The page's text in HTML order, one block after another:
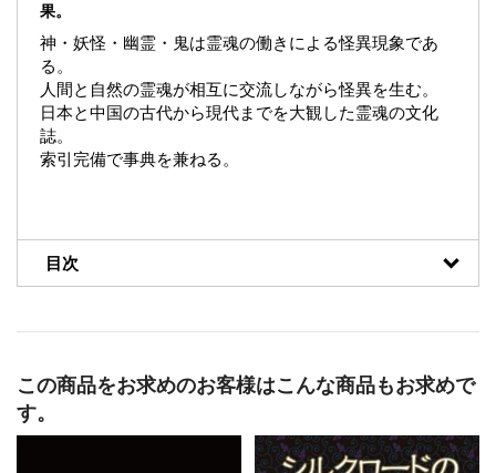
果。
神・妖怪・幽霊・鬼は霊魂の働きによる怪異現象であ
る。
人間と自然の霊魂が相互に交流しながら怪異を生む。
日本と中国の古代から現代までを大観した霊魂の文化
誌。
索引完備で事典を兼ねる。
目次
この商品をお求めのお客様はこんな商品もお求めで
す。